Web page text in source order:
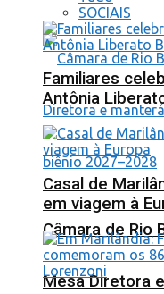
Câmara de Rio
Mesa Diretora
SOCIAIS
Familiares
Antônia
Casal de
em viagem à